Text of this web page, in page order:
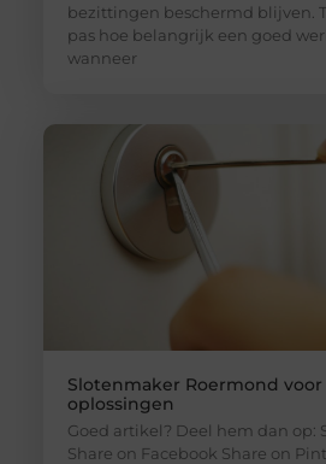
bezittingen beschermd blijven.
pas hoe belangrijk een goed
wanneer
Slotenmaker Roermond
oplossingen
Goed artikel? Deel hem dan op:
Share on Facebook Share on